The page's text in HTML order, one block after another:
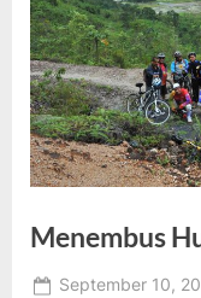
Menembus
Posted
September 10,